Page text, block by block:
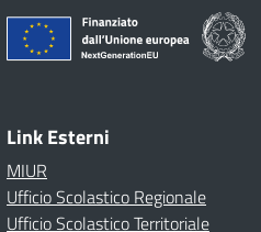
Link Esterni
MIUR
Ufficio Scolastico Regionale
Ufficio Scolastico Territoriale